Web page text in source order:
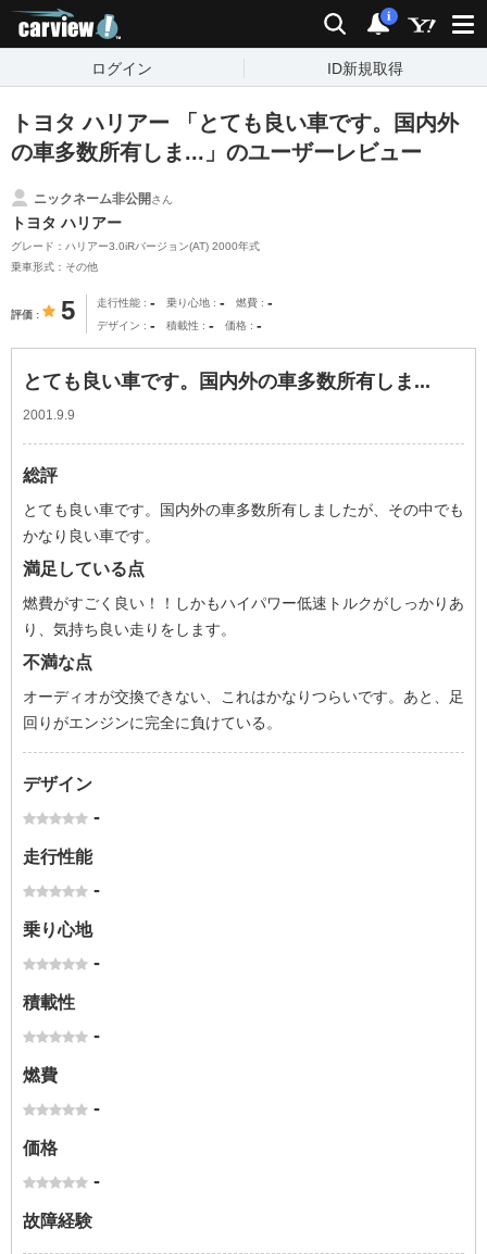
検索 通知
i
ログイン ID新規取得
トヨタ ハリアー 「とても良い車です。国内外
の車多数所有しま...」のユーザーレビュー
ニックネーム非公開さん
トヨタ ハリアー
グレード：ハリアー3.0iRバージョン(AT) 2000年式
乗車形式：その他
評価 5 走行性能 - 乗り心地 - 燃費 -
デザイン - 積載性 - 価格 -
とても良い車です。国内外の車多数所有しま...
2001.9.9
総評
とても良い車です。国内外の車多数所有しましたが、その中でも
かなり良い車です。
満足している点
燃費がすごく良い！！しかもハイパワー低速トルクがしっかりあ
り、気持ち良い走りをします。
不満な点
オーディオが交換できない、これはかなりつらいです。あと、足
回りがエンジンに完全に負けている。
デザイン
-
走行性能
-
乗り心地
-
積載性
-
燃費
-
価格
-
故障経験